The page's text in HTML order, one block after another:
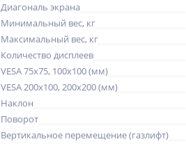
Диагональ экрана
Минимальный вес, кг
Максимальный вес, кг
Количество дисплеев
VESA 75x75, 100x100 (мм)
VESA 200x100, 200x200 (мм)
Наклон
Поворот
Вертикальное перемещение (газлифт)